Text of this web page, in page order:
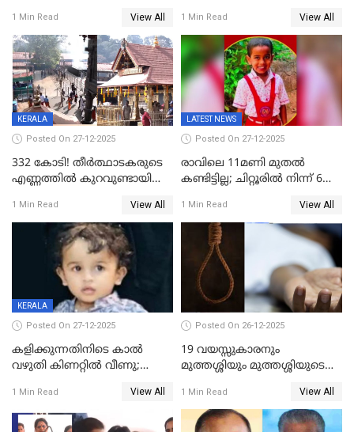
കേസ്; തർക്കമുണ്ടായത്
ഫേഷ്യലിന് 300 രൂപ
ആവശ്യപ്പെട്ടതിനെച്ചൊല്ലി
1 Min Read View All
അപകടം കണ്ണൂരിൽ
1 Min Read View All
KERALA
Posted On 27-12-2025
332 കോടി! തീർത്ഥാടകരുടെ
എണ്ണത്തിൽ കുറവുണ്ടായിട്ടും
കുതിച്ചുയരുന്നു
1 Min Read View All
LATEST NEWS
Posted On 27-12-2025
രാവിലെ 11മണി മുതൽ
കണ്ടിട്ടില്ല; ചിറ്റൂരിൽ നിന്ന് 6
1 Min Read View All
KERALA
Posted On 27-12-2025
കളിക്കുന്നതിനിടെ കാൽ
വഴുതി കിണറ്റിൽ വീണു;
ദാരുണാന്ത്യം
1 Min Read View All
Posted On 26-12-2025
19 വയസ്സുകാരനും
മുത്തശ്ശിയും മുത്തശ്ശിയുടെ
മരിച്ചനിലയിൽ
1 Min Read View All